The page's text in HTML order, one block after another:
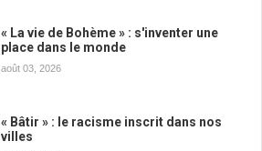
« La vie de Bohème » : s'inventer une
place dans le monde
août 03, 2026
« Bâtir » : le racisme inscrit dans nos
villes